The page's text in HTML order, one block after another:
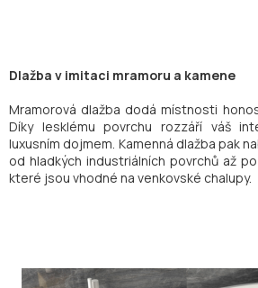
Dlažba v imitaci mramoru a kamene
Mramorová dlažba dodá místnosti
Díky lesklému povrchu rozzáří váš
luxusním dojmem. Kamenná dlažba pak
od hladkých industriálních povrchů až
které jsou vhodné na venkovské chalupy.